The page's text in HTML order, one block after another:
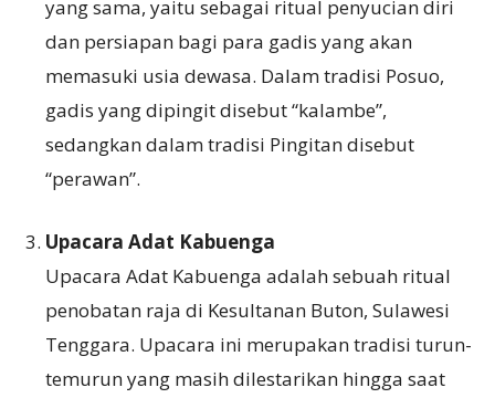
yang sama, yaitu sebagai ritual penyucian diri
dan persiapan bagi para gadis yang akan
memasuki usia dewasa. Dalam tradisi Posuo,
gadis yang dipingit disebut “kalambe”,
sedangkan dalam tradisi Pingitan disebut
“perawan”.
Upacara Adat Kabuenga
Upacara Adat Kabuenga adalah sebuah ritual
penobatan raja di Kesultanan Buton, Sulawesi
Tenggara. Upacara ini merupakan tradisi turun-
temurun yang masih dilestarikan hingga saat